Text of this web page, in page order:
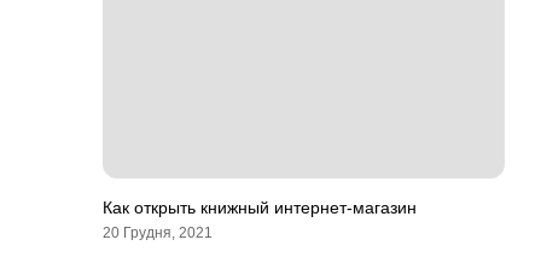
Как открыть книжный интернет-магазин
20 Грудня, 2021